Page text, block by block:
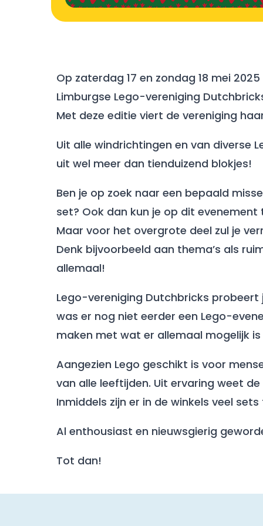
Op zaterdag 17 en zondag 18 mei
Limburgse Lego-vereniging
Met deze editie viert de vereniging
Uit alle windrichtingen en van diverse
uit wel meer dan tienduizend blokjes!
Ben je op zoek naar een bepaald
set? Ook dan kun je op dit evenement
Maar voor het overgrote deel zul je
Denk bijvoorbeeld aan thema’s als
allemaal!
Lego-vereniging Dutchbricks
was er nog niet eerder een Lego-
maken met wat er allemaal mogelijk
Aangezien Lego geschikt is voor
van alle leeftijden. Uit ervaring weet
Inmiddels zijn er in de winkels veel
Al enthousiast en nieuwsgierig
Tot dan!